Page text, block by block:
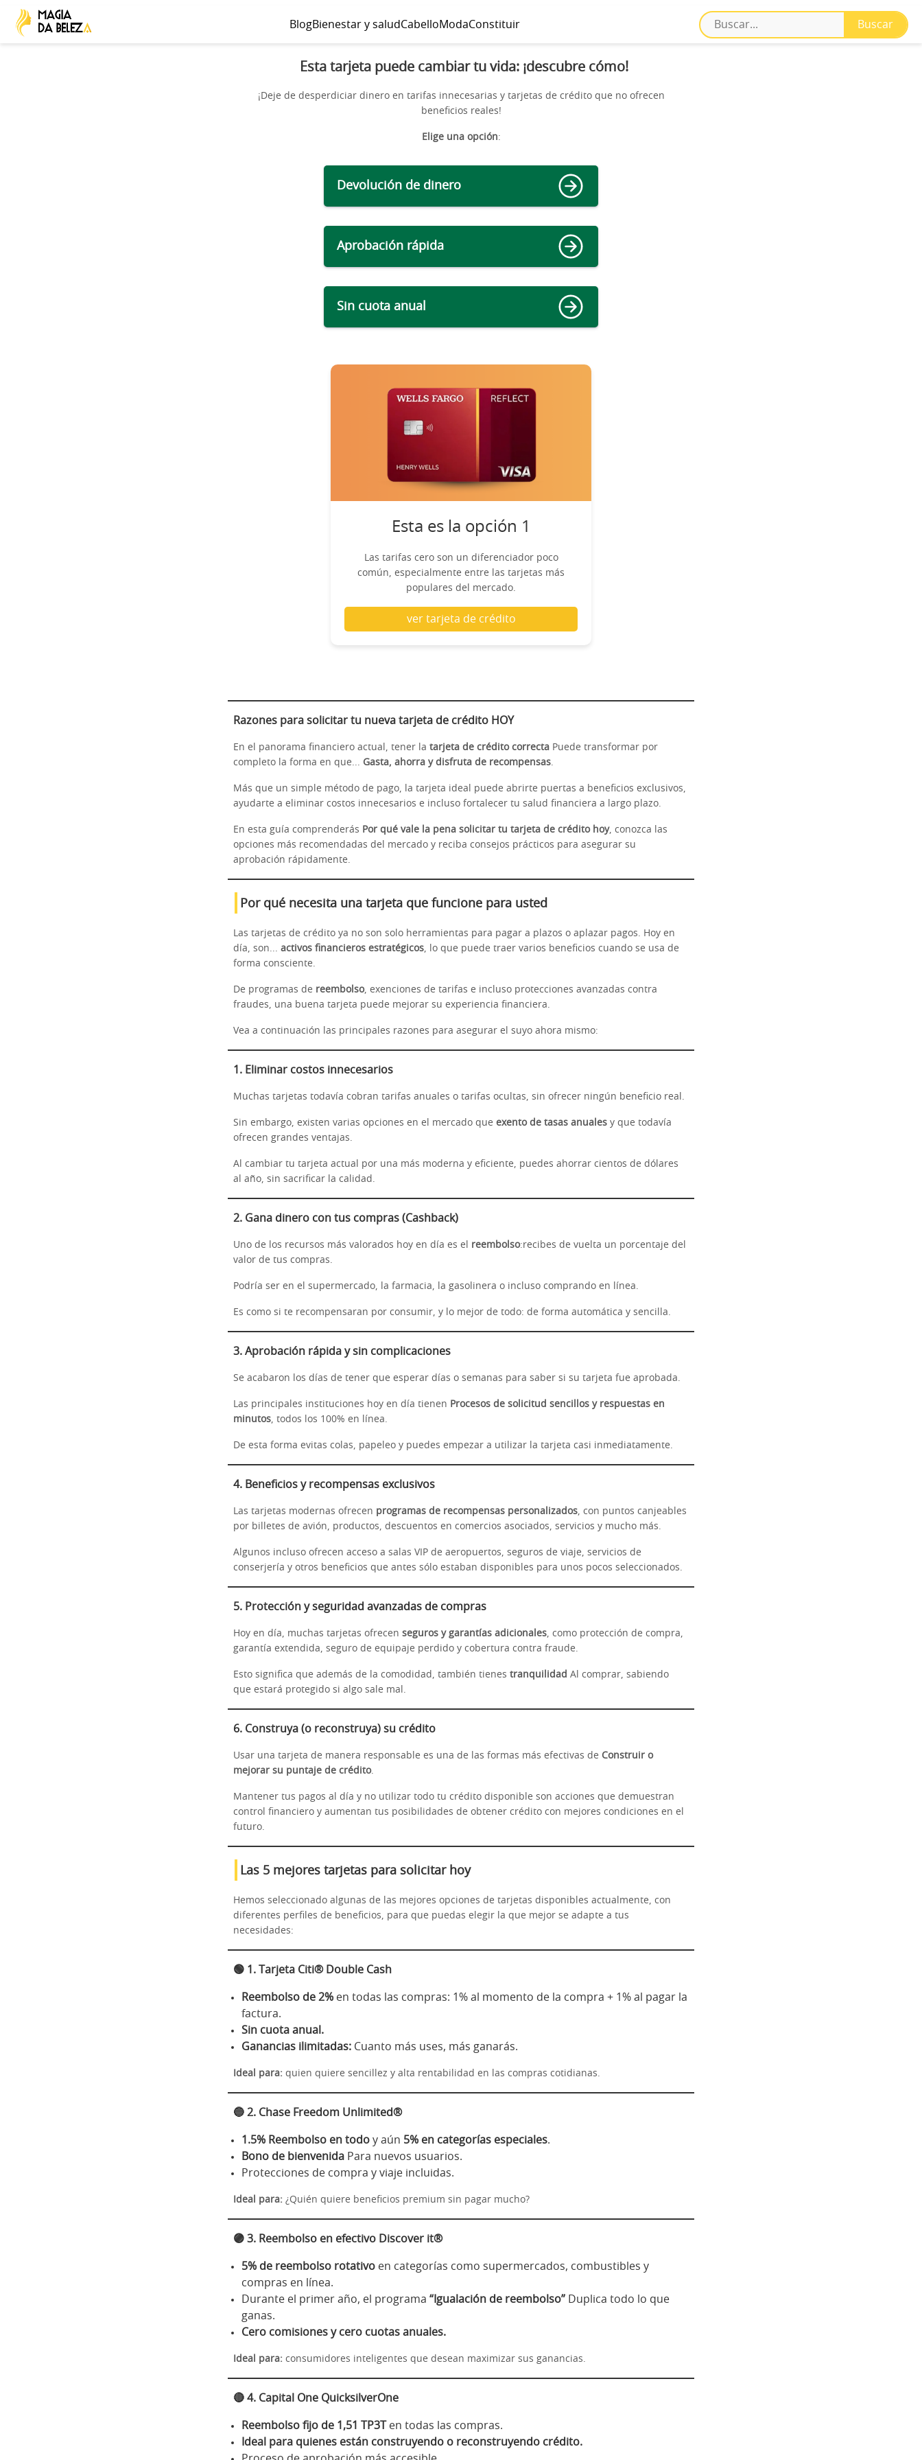
BlogBienestar y saludCabelloModaConstituir
Esta tarjeta puede cambiar tu vida: ¡descubre cómo!
¡Deje de desperdiciar dinero en tarifas innecesarias y tarjetas de crédito que no ofrecen
beneficios reales!
Elige una opción:
Devolución de dinero
Aprobación rápida
Sin cuota anual
Esta es la opción 1
Las tarifas cero son un diferenciador poco
común, especialmente entre las tarjetas más
populares del mercado.
ver tarjeta de crédito
Razones para solicitar tu nueva tarjeta de crédito HOY
En el panorama financiero actual, tener la tarjeta de crédito correcta Puede transformar por
completo la forma en que... Gasta, ahorra y disfruta de recompensas.
Más que un simple método de pago, la tarjeta ideal puede abrirte puertas a beneficios exclusivos,
ayudarte a eliminar costos innecesarios e incluso fortalecer tu salud financiera a largo plazo.
En esta guía comprenderás Por qué vale la pena solicitar tu tarjeta de crédito hoy, conozca las
opciones más recomendadas del mercado y reciba consejos prácticos para asegurar su
aprobación rápidamente.
Por qué necesita una tarjeta que funcione para usted
Las tarjetas de crédito ya no son solo herramientas para pagar a plazos o aplazar pagos. Hoy en
día, son... activos financieros estratégicos, lo que puede traer varios beneficios cuando se usa de
forma consciente.
De programas de reembolso, exenciones de tarifas e incluso protecciones avanzadas contra
fraudes, una buena tarjeta puede mejorar su experiencia financiera.
Vea a continuación las principales razones para asegurar el suyo ahora mismo:
1. Eliminar costos innecesarios
Muchas tarjetas todavía cobran tarifas anuales o tarifas ocultas, sin ofrecer ningún beneficio real.
Sin embargo, existen varias opciones en el mercado que exento de tasas anuales y que todavía
ofrecen grandes ventajas.
Al cambiar tu tarjeta actual por una más moderna y eficiente, puedes ahorrar cientos de dólares
al año, sin sacrificar la calidad.
2. Gana dinero con tus compras (Cashback)
Uno de los recursos más valorados hoy en día es el reembolso:recibes de vuelta un porcentaje del
valor de tus compras.
Podría ser en el supermercado, la farmacia, la gasolinera o incluso comprando en línea.
Es como si te recompensaran por consumir, y lo mejor de todo: de forma automática y sencilla.
3. Aprobación rápida y sin complicaciones
Se acabaron los días de tener que esperar días o semanas para saber si su tarjeta fue aprobada.
Las principales instituciones hoy en día tienen Procesos de solicitud sencillos y respuestas en
minutos, todos los 100% en línea.
De esta forma evitas colas, papeleo y puedes empezar a utilizar la tarjeta casi inmediatamente.
4. Beneficios y recompensas exclusivos
Las tarjetas modernas ofrecen programas de recompensas personalizados, con puntos canjeables
por billetes de avión, productos, descuentos en comercios asociados, servicios y mucho más.
Algunos incluso ofrecen acceso a salas VIP de aeropuertos, seguros de viaje, servicios de
conserjería y otros beneficios que antes sólo estaban disponibles para unos pocos seleccionados.
5. Protección y seguridad avanzadas de compras
Hoy en día, muchas tarjetas ofrecen seguros y garantías adicionales, como protección de compra,
garantía extendida, seguro de equipaje perdido y cobertura contra fraude.
Esto significa que además de la comodidad, también tienes tranquilidad Al comprar, sabiendo
que estará protegido si algo sale mal.
6. Construya (o reconstruya) su crédito
Usar una tarjeta de manera responsable es una de las formas más efectivas de Construir o
mejorar su puntaje de crédito.
Mantener tus pagos al día y no utilizar todo tu crédito disponible son acciones que demuestran
control financiero y aumentan tus posibilidades de obtener crédito con mejores condiciones en el
futuro.
Las 5 mejores tarjetas para solicitar hoy
Hemos seleccionado algunas de las mejores opciones de tarjetas disponibles actualmente, con
diferentes perfiles de beneficios, para que puedas elegir la que mejor se adapte a tus
necesidades:
🟢 1. Tarjeta Citi® Double Cash
Reembolso de 2% en todas las compras: 1% al momento de la compra + 1% al pagar la
factura.
Sin cuota anual.
Ganancias ilimitadas: Cuanto más uses, más ganarás.
Ideal para: quien quiere sencillez y alta rentabilidad en las compras cotidianas.
🔵 2. Chase Freedom Unlimited®
1.5% Reembolso en todo y aún 5% en categorías especiales.
Bono de bienvenida Para nuevos usuarios.
Protecciones de compra y viaje incluidas.
Ideal para: ¿Quién quiere beneficios premium sin pagar mucho?
🟣 3. Reembolso en efectivo Discover it®
5% de reembolso rotativo en categorías como supermercados, combustibles y
compras en línea.
Durante el primer año, el programa “Igualación de reembolso” Duplica todo lo que
ganas.
Cero comisiones y cero cuotas anuales.
Ideal para: consumidores inteligentes que desean maximizar sus ganancias.
🔴 4. Capital One QuicksilverOne
Reembolso fijo de 1,51 TP3T
en todas las compras.
Ideal para quienes están construyendo o reconstruyendo crédito.